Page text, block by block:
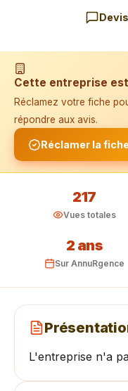
Cette entreprise
Réclamez votre fiche
répondre aux avis.
Réclamer la
217
Vues totales
2 ans
Sur AnnuRgence
L'entreprise n'a